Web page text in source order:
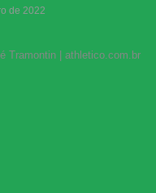
de 2022
Tramontin | athletico.com.br